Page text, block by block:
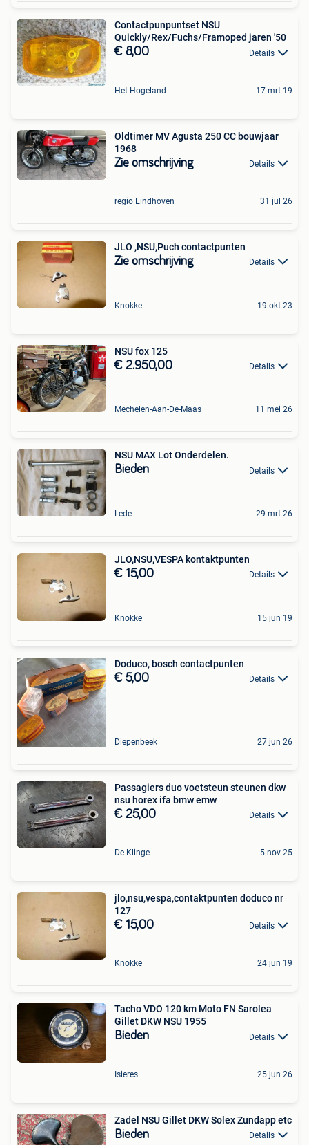
Contactpunpuntset NSU
Quickly/Rex/Fuchs/Framoped jaren '50
€ 8,00 Details
Het Hogeland 17 mrt 19
Oldtimer MV Agusta 250 CC bouwjaar
1968
Zie omschrijving Details
regio Eindhoven 31 jul 26
JLO ,NSU,Puch contactpunten
Zie omschrijving Details
Knokke 19 okt 23
NSU fox 125
€ 2.950,00 Details
Mechelen-Aan-De-Maas 11 mei 26
NSU MAX Lot Onderdelen.
Bieden Details
Lede 29 mrt 26
JLO,NSU,VESPA kontaktpunten
€ 15,00 Details
Knokke 15 jun 19
Doduco, bosch contactpunten
€ 5,00 Details
Diepenbeek 27 jun 26
Passagiers duo voetsteun steunen dkw
nsu horex ifa bmw emw
€ 25,00 Details
De Klinge 5 nov 25
jlo,nsu,vespa,contaktpunten doduco nr
127
€ 15,00 Details
Knokke 24 jun 19
Tacho VDO 120 km Moto FN Sarolea
Gillet DKW NSU 1955
Bieden Details
Isieres 25 jun 26
Zadel NSU Gillet DKW Solex Zundapp etc
Bieden Details